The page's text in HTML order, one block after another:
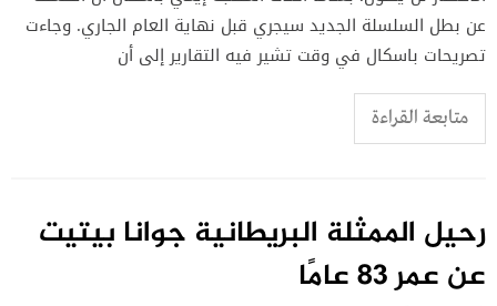
عن بطل السلسلة الجديد سيجري قبل نهاية العام الجاري. وجاءت
تصريحات باسكال في وقت تشير فيه التقارير إلى أن
متابعة القراءة
رحيل الممثلة البريطانية جوانا بيتيت
عن عمر 83 عامًا